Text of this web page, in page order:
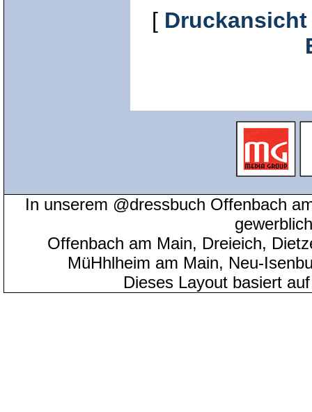
[ Druckansicht
In unserem @dressbuch Offenbach
Offenbach am Main, Dreieich,
MüHhlheim am Main, Neu-
Dieses Layout basiert